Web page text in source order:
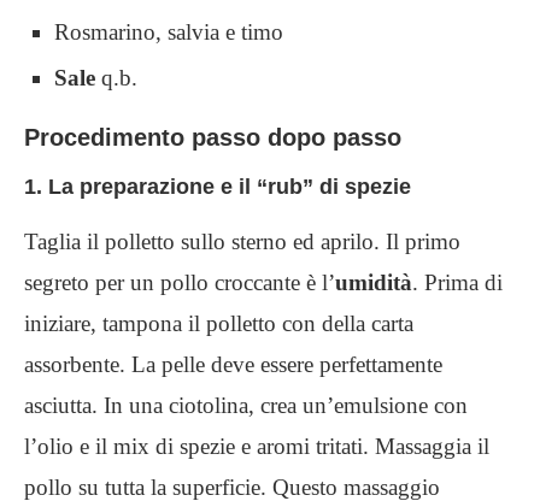
Rosmarino, salvia e timo
Sale q.b.
Procedimento passo dopo passo
1. La preparazione e il “rub” di spezie
Taglia il polletto sullo sterno ed aprilo. Il primo
segreto per un pollo croccante è l’umidità. Prima di
iniziare, tampona il polletto con della carta
assorbente. La pelle deve essere perfettamente
asciutta. In una ciotolina, crea un’emulsione con
l’olio e il mix di spezie e aromi tritati. Massaggia il
pollo su tutta la superficie. Questo massaggio